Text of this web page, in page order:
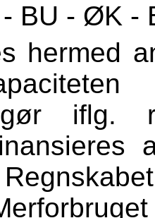
BU - ØK -
hermed
iflg.